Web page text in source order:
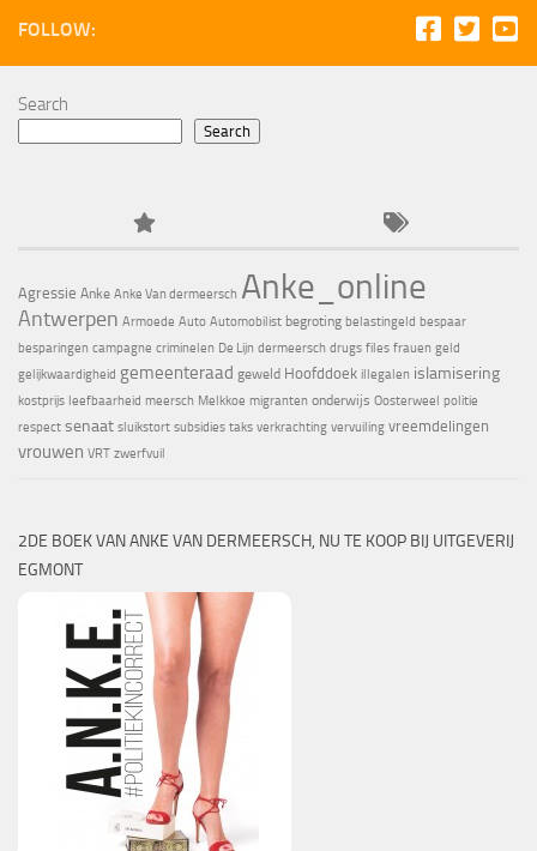
FOLLOW:
Search
Search
Agressie Anke Anke Van dermeersch Anke_online
Antwerpen Armoede Auto Automobilist begroting belastingeld bespaar
besparingen campagne criminelen De Lijn dermeersch drugs files frauen geld
gelijkwaardigheid gemeenteraad geweld Hoofddoek illegalen islamisering
kostprijs leefbaarheid meersch Melkkoe migranten onderwijs Oosterweel politie
respect senaat sluikstort subsidies taks verkrachting vervuiling vreemdelingen
vrouwen VRT zwerfvuil
2DE BOEK VAN ANKE VAN DERMEERSCH, NU TE KOOP BIJ UITGEVERIJ
EGMONT